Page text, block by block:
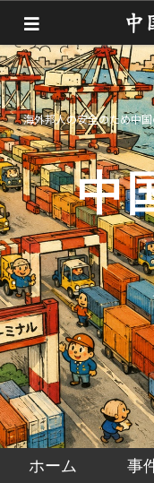
海外邦人の安全のため中
中
ホーム 事